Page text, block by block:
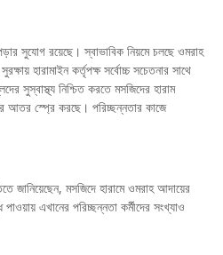
সুযোগ রয়েছে। স্বাভাবিক নিয়মে চলছে ওমরাহ
হারামাইন কর্তৃপক্ষ সর্বোচ্চ সচেতনার সাথে
সুস্বাস্থ্য নিশ্চিত করতে মসজিদের হারাম
আতর স্প্রে করছে। পরিচ্ছন্নতার কাজে
জানিয়েছেন, মসজিদে হারামে ওমরাহ আদায়ের
এখানের পরিচ্ছন্নতা কর্মীদের সংখ্যাও